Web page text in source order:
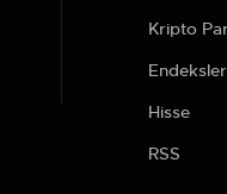
Kripto
Endeksler
Hisse
RSS